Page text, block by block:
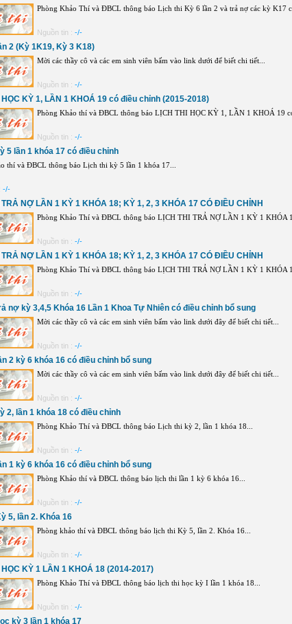
Phòng Khảo Thí và ĐBCL thông báo Lịch thi Kỳ 6 lần 2 và trả nợ các kỳ K17
Nguồn tin : -/-
2 (Kỳ 1K19, Kỳ 3 K18)
Mời các thầy cô và các em sinh viên bấm vào link dưới để biết chi tiết...
Nguồn tin : -/-
HỌC KỲ 1, LẦN 1 KHOÁ 19 có điều chỉnh (2015-2018)
Phòng Khảo thí và ĐBCL thông báo LỊCH THI HỌC KỲ 1, LẦN 1 KHOÁ 19
Nguồn tin : -/-
5 lần 1 khóa 17 có điều chỉnh
thí và ĐBCL thông báo Lịch thi kỳ 5 lần 1 khóa 17...
-/-
TRẢ NỢ LẦN 1 KỲ 1 KHÓA 18; KỲ 1, 2, 3 KHÓA 17 CÓ ĐIỀU CHỈNH
Phòng Khảo Thí và ĐBCL thông báo LỊCH THI TRẢ NỢ LẦN 1 KỲ 1 KHÓA
Nguồn tin : -/-
TRẢ NỢ LẦN 1 KỲ 1 KHÓA 18; KỲ 1, 2, 3 KHÓA 17 CÓ ĐIỀU CHỈNH
Phòng Khảo Thí và ĐBCL thông báo LỊCH THI TRẢ NỢ LẦN 1 KỲ 1 KHÓA
Nguồn tin : -/-
nợ kỳ 3,4,5 Khóa 16 Lần 1 Khoa Tự Nhiên có điều chỉnh bổ sung
Mời các thầy cô và các em sinh viên bấm vào link dưới đây để biết chi tiết...
Nguồn tin : -/-
2 kỳ 6 khóa 16 có điều chỉnh bổ sung
Mời các thầy cô và các em sinh viên bấm vào link dưới đây để biết chi tiết...
Nguồn tin : -/-
2, lần 1 khóa 18 có điều chỉnh
Phòng Khảo Thí và ĐBCL thông báo Lịch thi kỳ 2, lần 1 khóa 18...
Nguồn tin : -/-
1 kỳ 6 khóa 16 có điều chỉnh bổ sung
Phòng Khảo thí và ĐBCL thông báo lịch thi lần 1 kỳ 6 khóa 16...
Nguồn tin : -/-
5, lần 2. Khóa 16
Phòng khảo thí và ĐBCL thông báo lịch thi Kỳ 5, lần 2. Khóa 16...
Nguồn tin : -/-
HỌC KỲ 1 LẦN 1 KHOÁ 18 (2014-2017)
Phòng Khảo Thí và ĐBCL thông báo lịch thi học kỳ I lần 1 khóa 18...
Nguồn tin : -/-
kỳ 3 lần 1 khóa 17